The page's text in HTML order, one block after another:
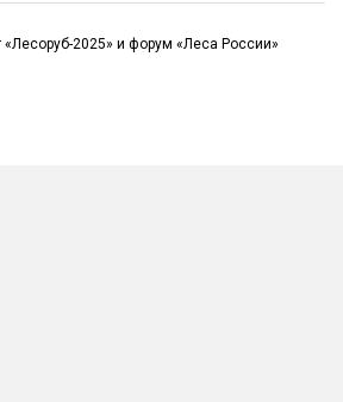
2025» и форум «Леса России»